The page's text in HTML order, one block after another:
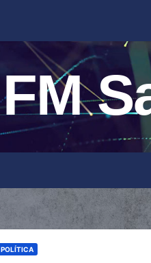
FM
POLÍTICA